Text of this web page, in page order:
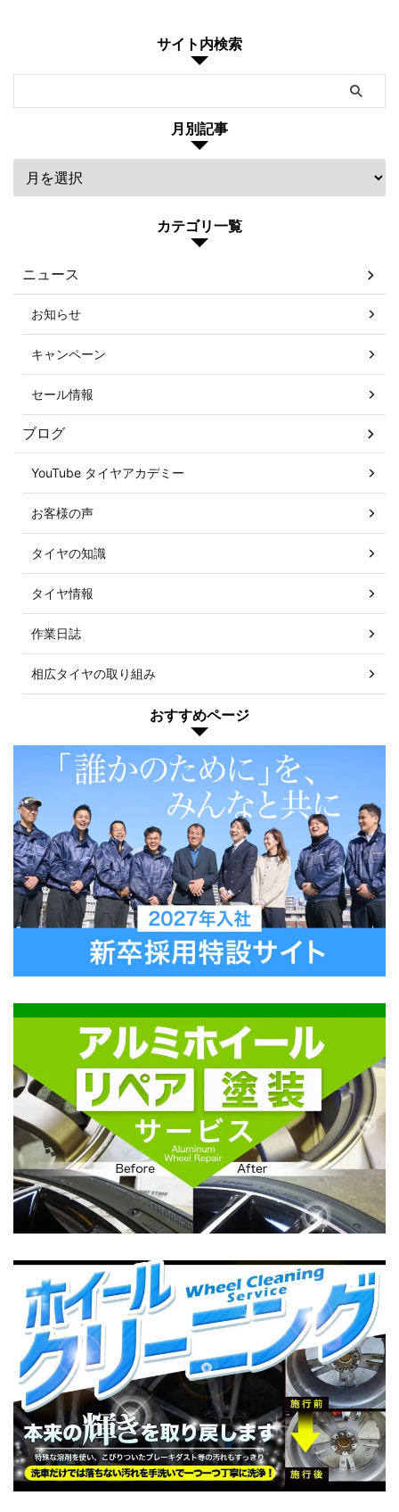
サイト内検索
月別記事
カテゴリ一覧
ニュース
お知らせ
キャンペーン
セール情報
ブログ
YouTube タイヤアカデミー
お客様の声
タイヤの知識
タイヤ情報
作業日誌
相広タイヤの取り組み
おすすめページ